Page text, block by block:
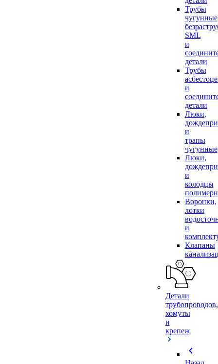
Трубы
чугунные
SML
и
детали
Трубы
и
детали
Люки,
и
трапы
чугунные
Люки,
и
колодцы
Воронки,
лотки
и
Клапаны
Детали
трубопроводов,
хомуты
и
крепеж
chevron_left